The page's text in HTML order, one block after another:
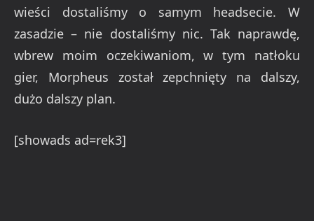
wieści dostaliśmy o samym headsecie. W
zasadzie – nie dostaliśmy nic. Tak naprawdę,
wbrew moim oczekiwaniom, w tym natłoku
gier, Morpheus został zepchnięty na dalszy,
dużo dalszy plan.
[showads ad=rek3]